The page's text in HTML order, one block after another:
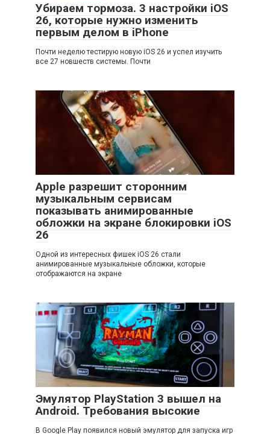
Убираем тормоза. 3 настройки iOS
26, которые нужно изменить
первым делом в iPhone
Почти неделю тестирую новую iOS 26 и успел изучить
все 27 новшеств системы. Почти
Apple разрешит сторонним
музыкальным сервисам
показывать анимированные
обложки на экране блокировки iOS
26
Одной из интересных фишек iOS 26 стали
анимированные музыкальные обложки, которые
отображаются на экране
Эмулятор PlayStation 3 вышел на
Android. Требования высокие
В Google Play появился новый эмулятор для запуска игр